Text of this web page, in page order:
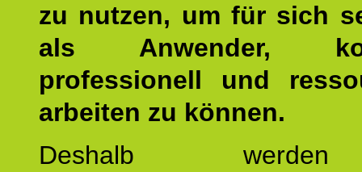
zu nutzen, um für sich
als Anwender,
professionell und
arbeiten zu können.
Deshalb